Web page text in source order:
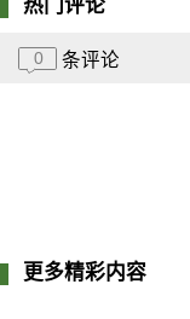
热门评论
0 条评论
更多精彩内容